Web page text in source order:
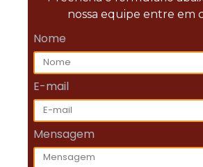
nossa equipe entre em
Nome
E-mail
Mensagem